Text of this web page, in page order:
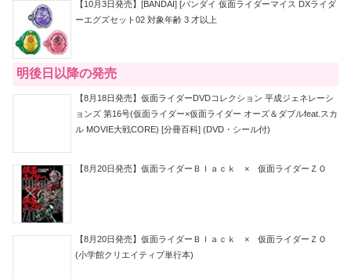
【10月3日発売】[BANDAI] [バンダイ 仮面ライダーマイス DXライダ
ーエグズセット02 対象年齢 3 才以上
明後日以降の発売
【8月18日発売】仮面ライダーDVDコレクション 平成ジェネレーシ
ョンズ 第16号(仮面ライダー×仮面ライダー オーズ＆ダブルfeat.スカ
ル MOVIE大戦CORE) [分冊百科] (DVD・シール付)
【8月20日発売】仮面ライダーＢｌａｃｋ × 仮面ライダーＺＯ
【8月20日発売】仮面ライダーＢｌａｃｋ × 仮面ライダーＺＯ
(小学館クリエイティブ単行本)